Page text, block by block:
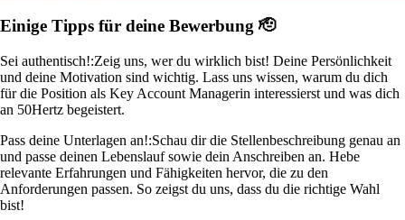
Einige Tipps für deine Bewerbung 🫡
Sei authentisch!:Zeig uns, wer du wirklich bist! Deine Persönlichkeit
und deine Motivation sind wichtig. Lass uns wissen, warum du dich
für die Position als Key Account Managerin interessierst und was dich
an 50Hertz begeistert.
Pass deine Unterlagen an!:Schau dir die Stellenbeschreibung genau an
und passe deinen Lebenslauf sowie dein Anschreiben an. Hebe
relevante Erfahrungen und Fähigkeiten hervor, die zu den
Anforderungen passen. So zeigst du uns, dass du die richtige Wahl
bist!